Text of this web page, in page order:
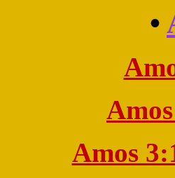
•
Amos